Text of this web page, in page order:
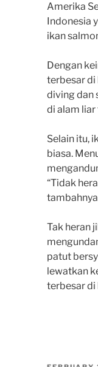
Amerika
Indonesia
ikan
Dengan
terbesar di
diving dan
di alam
Selain itu,
biasa.
“Tidak
Tak heran
patut
lewatkan
terbesar di